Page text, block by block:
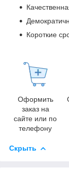
Короткие
Оформить
заказ на
сайте или по
телефону
Скрыть